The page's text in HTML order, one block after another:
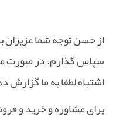
از حسن توجه شما عزیزان
سپاس گذارم. در صورت
اشتباه لطفا به ما گزارش